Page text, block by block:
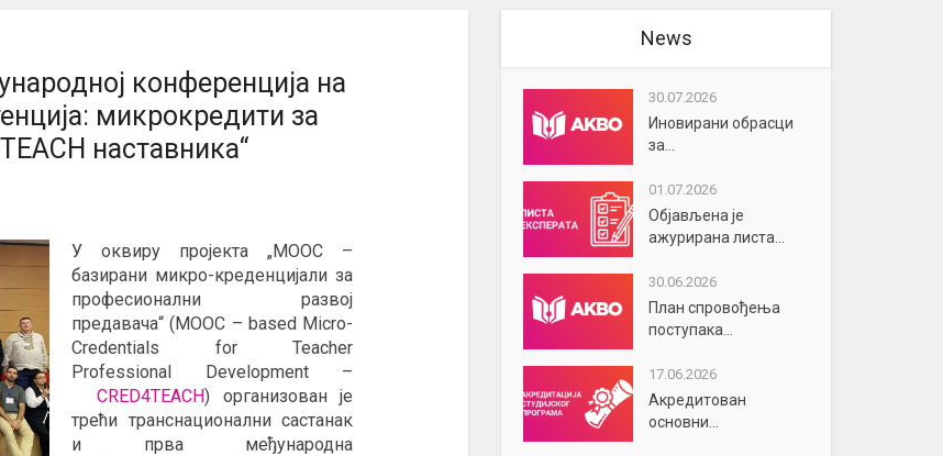
конференција на
микрокредити за
наставника“
У оквиру пројекта „МООC –
базирани микро-креденцијали за
професионални развој
предавача“ (МООC – based Micro-
Credentials for Teacher
Professional Development –
CRED4TEACH) организован је
трећи транснационални састанак
и прва међународна
News
30.07.2026
Иновирани обрасци
за...
01.07.2026
Објављена је
ажурирана листа...
30.06.2026
План спровођења
поступака...
17.06.2026
Акредитован
основни...